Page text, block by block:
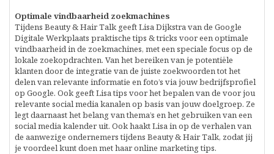
Optimale vindbaarheid zoekmachines
Tijdens Beauty & Hair Talk geeft Lisa Dijkstra van de Google
Digitale Werkplaats praktische tips & tricks voor een optimale
vindbaarheid in de zoekmachines, met een speciale focus op de
lokale zoekopdrachten. Van het bereiken van je potentiële
klanten door de integratie van de juiste zoekwoorden tot het
delen van relevante informatie en foto’s via jouw bedrijfsprofiel
op Google. Ook geeft Lisa tips voor het bepalen van de voor jou
relevante social media kanalen op basis van jouw doelgroep. Ze
legt daarnaast het belang van thema’s en het gebruiken van een
social media kalender uit. Ook haakt Lisa in op de verhalen van
de aanwezige ondernemers tijdens Beauty & Hair Talk, zodat jij
je voordeel kunt doen met haar online marketing tips.